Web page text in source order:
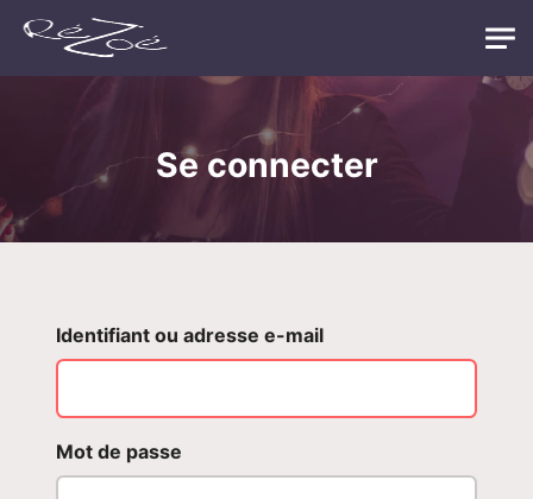
Skip to main content
Se connecter
Identifiant ou adresse e-mail
Mot de passe